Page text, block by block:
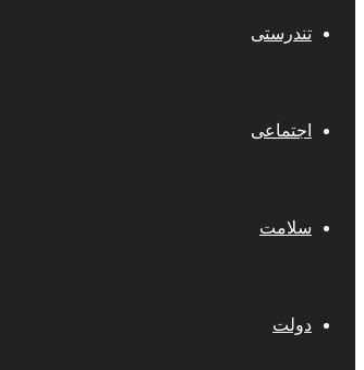
تندرستی
اجتماعی
سلامت
دولت